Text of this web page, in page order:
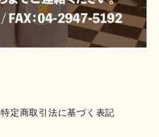
特定商取引法に基づく表記